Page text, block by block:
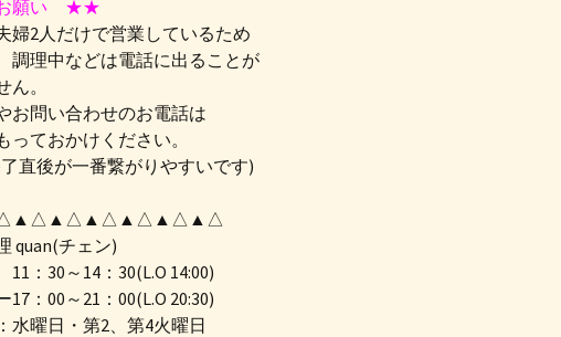
願い ★★
婦2人だけで営業しているため
調理中などは電話に出ることが
ん。
お問い合わせのお電話は
っておかけください。
直後が一番繋がりやすいです)
quan(チェン)
：30～14：30(L.O 14:00)
17：00～21：00(L.O 20:30)
水曜日・第2、第4火曜日